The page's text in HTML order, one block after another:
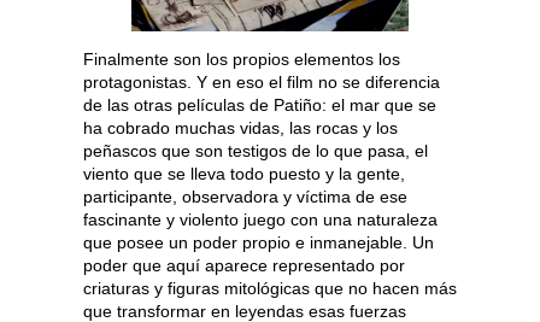
Finalmente son los propios elementos los
protagonistas. Y en eso el film no se diferencia
de las otras películas de Patiño: el mar que se
ha cobrado muchas vidas, las rocas y los
peñascos que son testigos de lo que pasa, el
viento que se lleva todo puesto y la gente,
participante, observadora y víctima de ese
fascinante y violento juego con una naturaleza
que posee un poder propio e inmanejable. Un
poder que aquí aparece representado por
criaturas y figuras mitológicas que no hacen más
que transformar en leyendas esas fuerzas